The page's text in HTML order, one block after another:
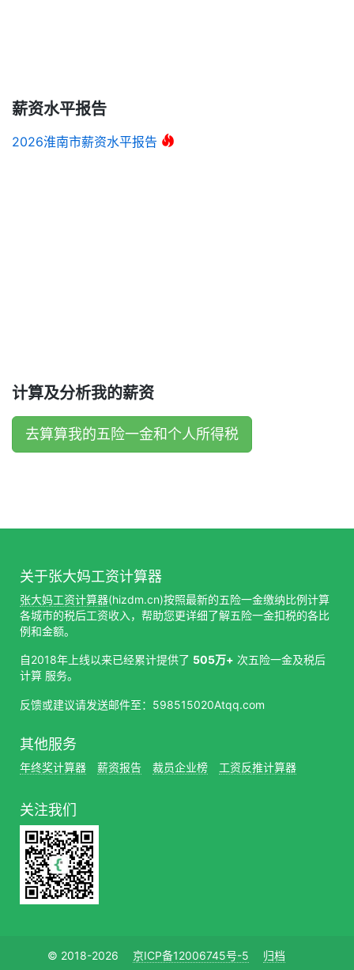
薪资水平报告
2026淮南市薪资水平报告
计算及分析我的薪资
去算算我的五险一金和个人所得税
关于张大妈工资计算器
张大妈工资计算器(hizdm.cn)按照最新的五险一金缴纳比例计算
各城市的税后工资收入，帮助您更详细了解五险一金扣税的各比
例和金额。
自2018年上线以来已经累计提供了 505万+ 次五险一金及税后
计算 服务。
反馈或建议请发送邮件至：598515020Atqq.com
其他服务
年终奖计算器 薪资报告 裁员企业榜 工资反推计算器
关注我们
© 2018-2026 京ICP备12006745号-5 归档